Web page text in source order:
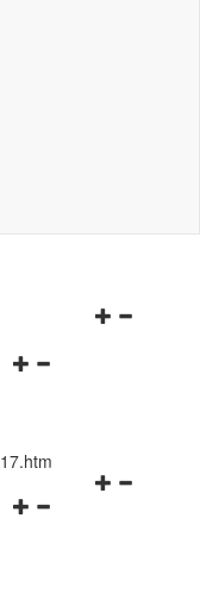
Navigationsmenü
Navigationsmenü